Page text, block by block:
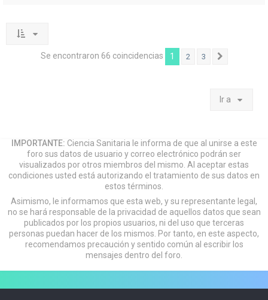
Se encontraron 66 coincidencias 1 2 3
Ir a
IMPORTANTE: Ciencia Sanitaria le informa de que al unirse a este
foro sus datos de usuario y correo electrónico podrán ser
visualizados por otros miembros del mismo. Al aceptar estas
condiciones usted está autorizando el tratamiento de sus datos en
estos términos.
Asimismo, le informamos que esta web, y su representante legal,
no se hará responsable de la privacidad de aquellos datos que sean
publicados por los propios usuarios, ni del uso que terceras
personas puedan hacer de los mismos. Por tanto, en este aspecto,
recomendamos precaución y sentido común al escribir los
mensajes dentro del foro.